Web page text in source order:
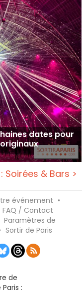
dates pour
Soirées & Bars >
événement •
FAQ / Contact
Paramètres de
Sortir de Paris
de
: